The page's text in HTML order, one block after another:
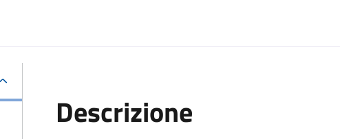
Descrizione